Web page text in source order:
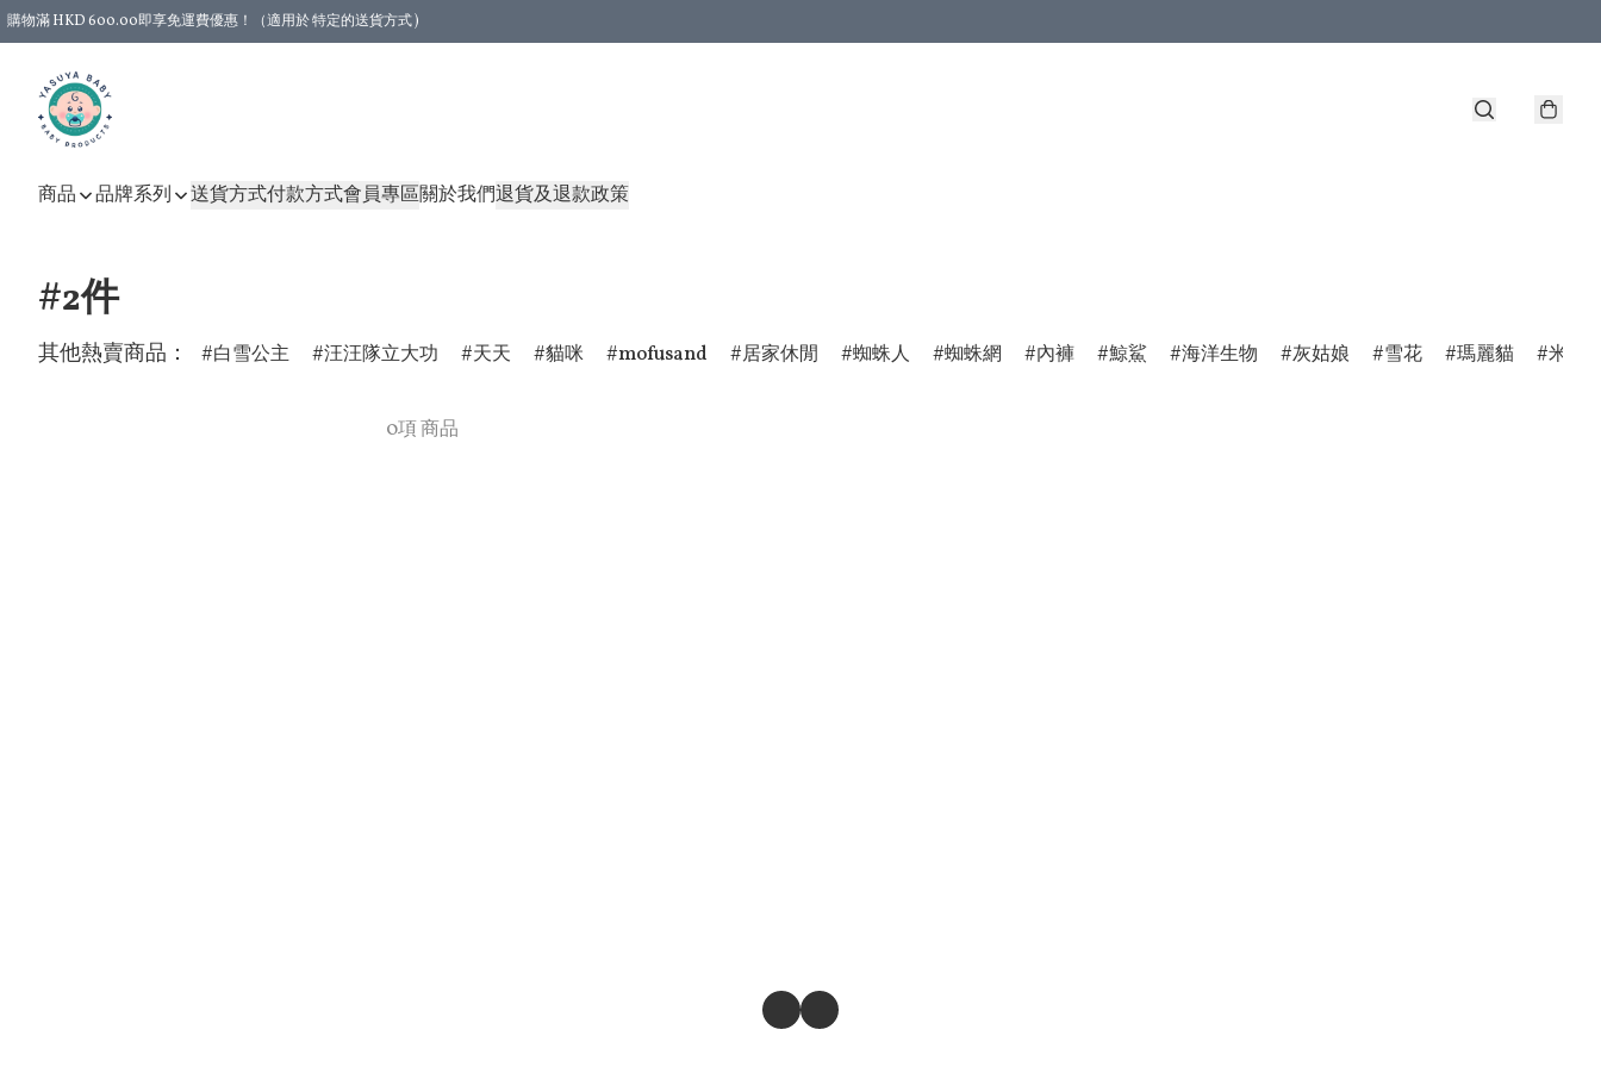
購物滿 HKD 600.00即享免運費優惠！（適用於 特定的送貨方式 )
商品 品牌系列 送貨方式付款方式會員專區關於我們退貨及退款政策
#2件
其他熱賣商品： 白雪公主 汪汪隊立大功 天天 貓咪 mofusand 居家休閒 蜘蛛人 蜘蛛網 內褲 鯨鯊 海洋生物 灰姑娘 雪花 瑪麗貓 米菲
0項 商品